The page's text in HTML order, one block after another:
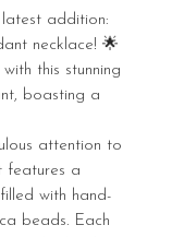
addition:
necklace! 🌟
this stunning
boasting a
attention to
features a
with hand-
beads. Each